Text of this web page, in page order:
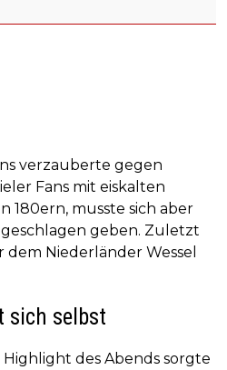
verzauberte gegen
Fans mit eiskalten
180ern, musste sich aber
geben. Zuletzt
Niederländer Wessel
sich selbst
des Abends sorgte